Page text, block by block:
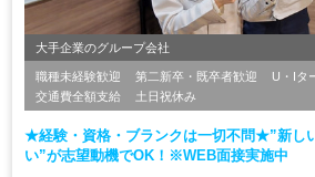
大手企業のグループ会社
職種未経験歓迎 第二新卒・既卒者歓迎
U・Iタ
交通費全額支給
土日祝休み
★経験・資格・ブランクは一切不問★”新し
い”が志望動機でOK！※WEB面接実施中